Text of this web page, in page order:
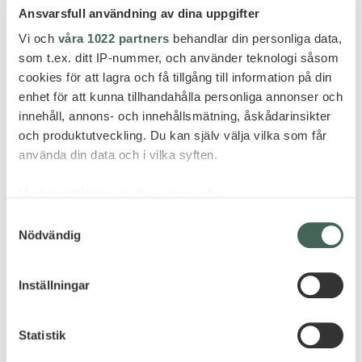
Ansvarsfull användning av dina uppgifter
Vi och våra 1022 partners behandlar din personliga data,
som t.ex. ditt IP-nummer, och använder teknologi såsom
cookies för att lagra och få tillgång till information på din
enhet för att kunna tillhandahålla personliga annonser och
innehåll, annons- och innehållsmätning, åskådarinsikter
och produktutveckling. Du kan själv välja vilka som får
använda din data och i vilka syften.
som kan ha en noggrannhet på upp till flera meter
Ta reda på mer om hur dina personliga uppgifter
Du kan ändra eller dra tillbaka ditt samtycke när som
Nödvändig
Inställningar
Statistik